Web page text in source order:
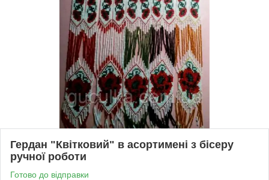
Гердан "Квітковий" в асортимені з бісеру
ручної роботи
Готово до відправки